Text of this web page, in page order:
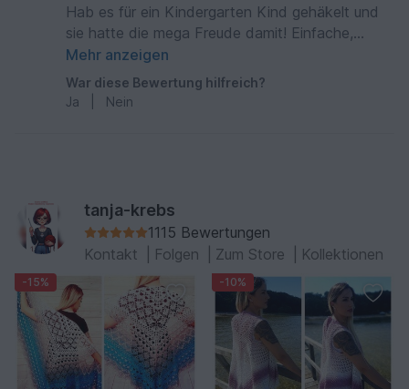
Hab es für ein Kindergarten Kind gehäkelt und
sie hatte die mega Freude damit! Einfache,
detaillierte Anleitung.
Mehr anzeigen
War diese Bewertung hilfreich?
Ja
Nein
tanja-krebs
1115 Bewertungen
Kontakt
Folgen Zum Store Kollektionen
-15% -10%